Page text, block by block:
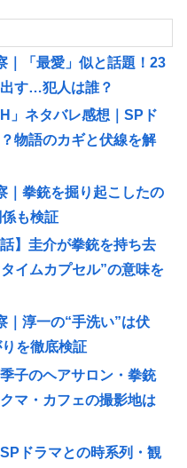
｜「最愛」似と話題！23
す…犯人は誰？
」ネタバレ感想｜SPド
物語のカギと伏線を解
｜拳銃を掘り起こしたの
も検証
】圭介が拳銃を持ち去
イムカプセル”の意味を
｜淳一の“手洗い”は伏
を徹底検証
子のヘアサロン・拳銃
マ・カフェの撮影地は
ドラマとの時系列・観